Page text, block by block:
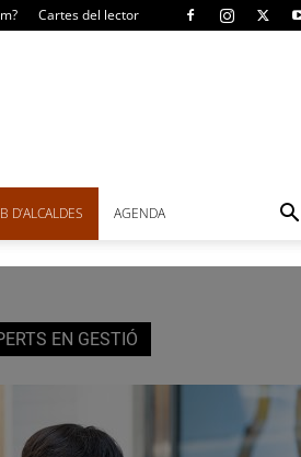
Cartes del lector
D’ALCALDES AGENDA
EN GESTIÓ